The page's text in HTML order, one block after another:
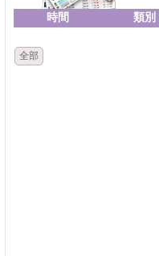
時間 類別
全部